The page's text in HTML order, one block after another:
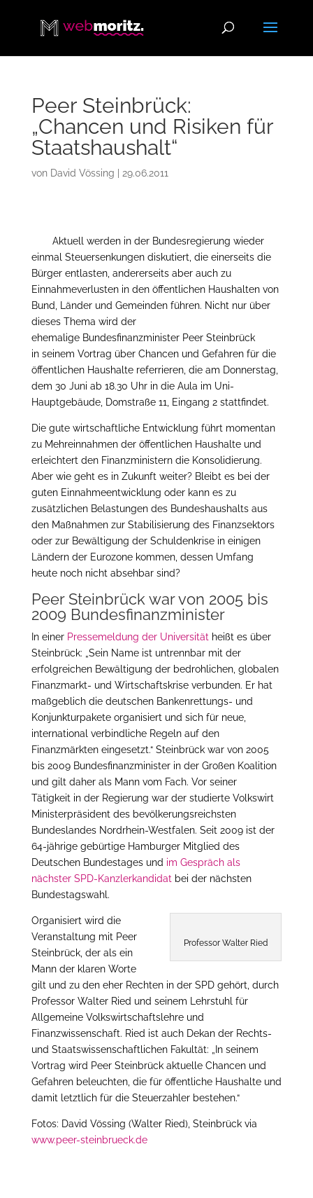
Peer Steinbrück:
„Chancen und Risiken für
Staatshaushalt“
von David Vössing 29.06.2011
Aktuell werden in der Bundesregierung wieder
einmal Steuersenkungen diskutiert, die einerseits die
Bürger entlasten, andererseits aber auch zu
Einnahmeverlusten in den öffentlichen Haushalten von
Bund, Länder und Gemeinden führen. Nicht nur über
dieses Thema wird der
ehemalige Bundesfinanzminister Peer Steinbrück
in seinem Vortrag über Chancen und Gefahren für die
öffentlichen Haushalte referrieren, die am Donnerstag,
dem 30 Juni ab 18.30 Uhr in die Aula im Uni-
Hauptgebäude, Domstraße 11, Eingang 2 stattfindet.
Die gute wirtschaftliche Entwicklung führt momentan
zu Mehreinnahmen der öffentlichen Haushalte und
erleichtert den Finanzministern die Konsolidierung.
Aber wie geht es in Zukunft weiter? Bleibt es bei der
guten Einnahmeentwicklung oder kann es zu
zusätzlichen Belastungen des Bundeshaushalts aus
den Maßnahmen zur Stabilisierung des Finanzsektors
oder zur Bewältigung der Schuldenkrise in einigen
Ländern der Eurozone kommen, dessen Umfang
heute noch nicht absehbar sind?
Peer Steinbrück war von 2005 bis
2009 Bundesfinanzminister
In einer Pressemeldung der Universität heißt es über
Steinbrück: „Sein Name ist untrennbar mit der
erfolgreichen Bewältigung der bedrohlichen, globalen
Finanzmarkt- und Wirtschaftskrise verbunden. Er hat
maßgeblich die deutschen Bankenrettungs- und
Konjunkturpakete organisiert und sich für neue,
international verbindliche Regeln auf den
Finanzmärkten eingesetzt.“ Steinbrück war von 2005
bis 2009 Bundesfinanzminister in der Großen Koalition
und gilt daher als Mann vom Fach. Vor seiner
Tätigkeit in der Regierung war der studierte Volkswirt
Ministerpräsident des bevölkerungsreichsten
Bundeslandes Nordrhein-Westfalen. Seit 2009 ist der
64-jährige gebürtige Hamburger Mitglied des
Deutschen Bundestages und im Gespräch als
nächster SPD-Kanzlerkandidat bei der nächsten
Bundestagswahl.
Professor Walter Ried
Organisiert wird die
Veranstaltung mit Peer
Steinbrück, der als ein
Mann der klaren Worte
gilt und zu den eher Rechten in der SPD gehört, durch
Professor Walter Ried und seinem Lehrstuhl für
Allgemeine Volkswirtschaftslehre und
Finanzwissenschaft. Ried ist auch Dekan der Rechts-
und Staatswissenschaftlichen Fakultät: „In seinem
Vortrag wird Peer Steinbrück aktuelle Chancen und
Gefahren beleuchten, die für öffentliche Haushalte und
damit letztlich für die Steuerzahler bestehen.“
Fotos: David Vössing (Walter Ried), Steinbrück via
www.peer-steinbrueck.de